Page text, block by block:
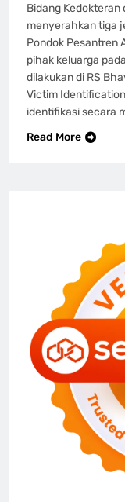
Bidang Kedokteran
menyerahkan tiga
Pondok Pesantren
pihak keluarga
dilakukan di RS
Victim
identifikasi secara
Read More